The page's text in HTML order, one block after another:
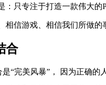
：只专注于打造一款伟大
相信游戏、相信我们所做
合
“完美风暴”， 因为正确的